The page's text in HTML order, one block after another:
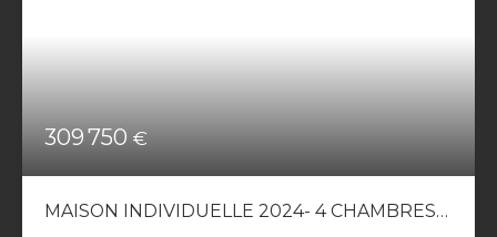
309 750 €
MAISON INDIVIDUELLE 2024- 4 CHAMBRES-